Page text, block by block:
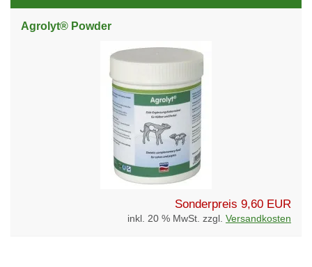
Agrolyt® Powder
Sonderpreis 9,60 EUR
inkl. 20 % MwSt. zzgl. Versandkosten